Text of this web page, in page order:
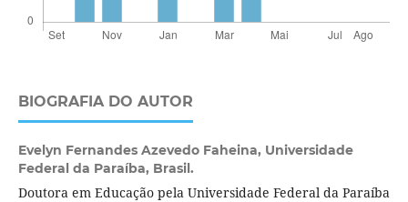
BIOGRAFIA DO AUTOR
Evelyn Fernandes Azevedo Faheina, Universidade
Federal da Paraíba, Brasil.
Doutora em Educação pela Universidade Federal da Paraíba